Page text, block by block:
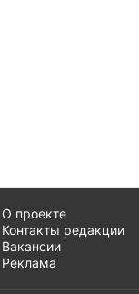
О проекте
Контакты редакции
Вакансии
Реклама